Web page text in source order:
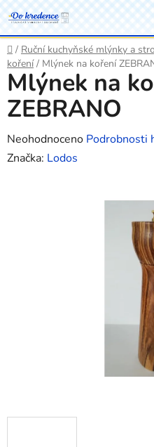
Přejít
na
obsah
Domů
/ Ruční kuchyňské mlýnky a
koření / Mlýnek na koření
Mlýnek na
ZEBRANO
Průměrné
hodnocení
Neohodnoceno Podrobnosti
Značka: Lodos